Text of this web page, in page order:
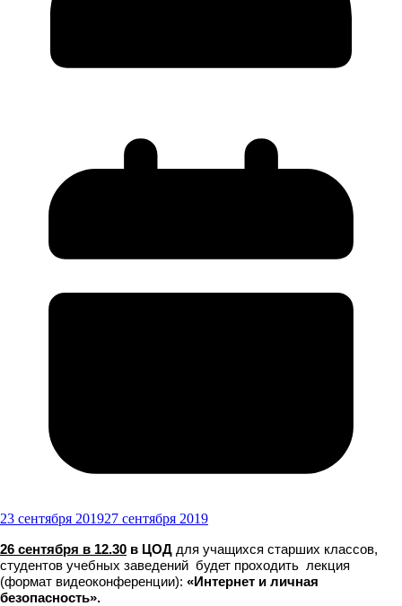
23 сентября 201927 сентября 2019
26 сентября в 12.30 в ЦОД для учащихся старших классов,
студентов учебных заведений будет проходить лекция
(формат видеоконференции): «Интернет и личная
безопасность».